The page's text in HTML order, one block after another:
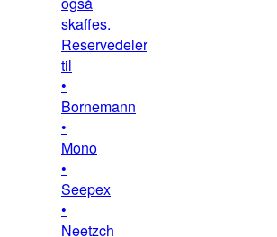
skaffes.
Reservedeler
til
•
Bornemann
•
Mono
•
Seepex
•
Neetzch